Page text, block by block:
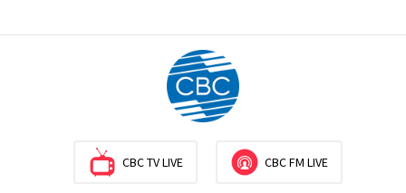
В Физулинском районе вспыхнул пожар на
открытой местности
Иран и Оман продолжают переговоры по
CBC TV LIVE CBC FM LIVE